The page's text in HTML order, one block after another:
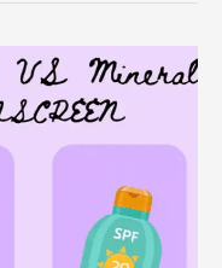
کیمیکل
معدنی